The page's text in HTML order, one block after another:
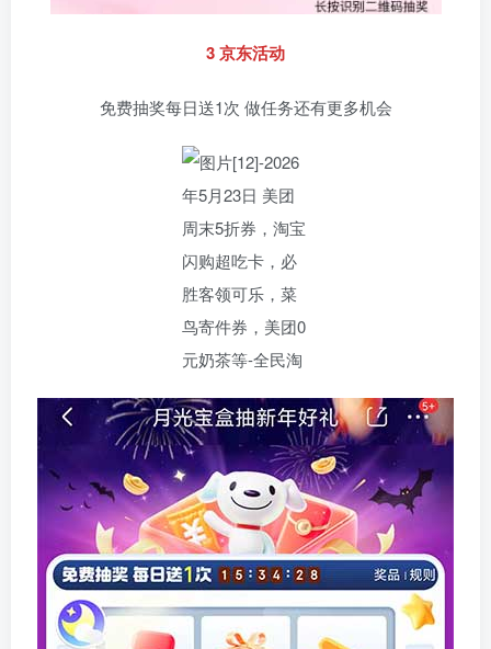
3 京东活动
免费抽奖每日送1次 做任务还有更多机会